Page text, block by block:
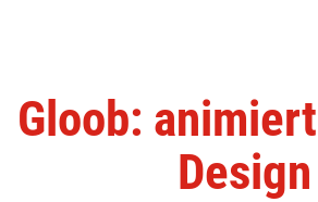
Gloob:
Design